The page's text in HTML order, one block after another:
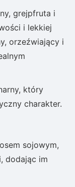
grejpfruta i
i lekkiej
orzeźwiający i
który
charakter.
sojowym,
dodając im